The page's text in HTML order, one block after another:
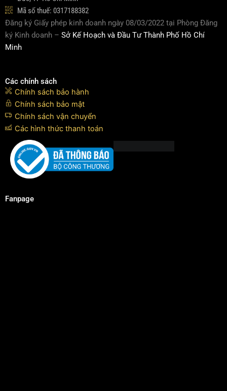
Mã số thuế: 0317188382
Đăng ký Giấy phép kinh doanh ngày 08/03/2022 tại Phòng Đăng
ký Kinh doanh – Sở Kế Hoạch và Đầu Tư Thành Phố Hồ Chí
Minh
Các chính sách
Chính sách bảo hành
Chính sách bảo mật
Chính sách vận chuyển
Các hình thức thanh toán
Fanpage